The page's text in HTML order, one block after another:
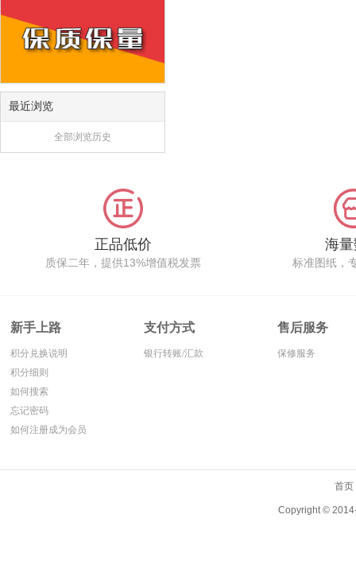
最近浏览
全部浏览历史
正品低价
质保二年，提供13%增值税发票
海
标准图纸，
新手上路
积分兑换说明
积分细则
如何搜索
忘记密码
如何注册成为会员
支付方式
银行转账/汇款
售后服务
保修服务
首页
Copyright ©